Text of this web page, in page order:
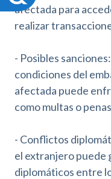
c
e
b
i
l
i
d
afectada para
realizar
- Posibles
condiciones del
afectada puede
como multas o
- Conflictos
el extranjero puede
diplomáticos entre